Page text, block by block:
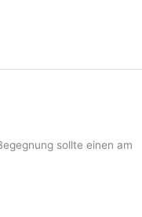
sollte einen am